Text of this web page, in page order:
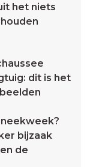
het niets
dit is het
bijzaak
de